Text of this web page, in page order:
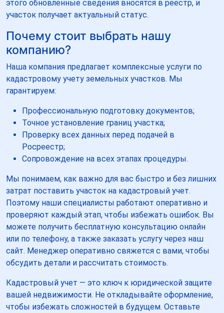
этого обновленные сведения вносятся в реестр, и
участок получает актуальный статус.
Почему стоит выбрать нашу
компанию?
Наша компания предлагает комплексные услуги по
кадастровому учету земельных участков. Мы
гарантируем:
Профессиональную подготовку документов;
Точное установление границ участка;
Проверку всех данных перед подачей в
Росреестр;
Сопровождение на всех этапах процедуры.
Мы понимаем, как важно для вас быстро и без лишних
затрат поставить участок на кадастровый учет.
Поэтому наши специалисты работают оперативно и
проверяют каждый этап, чтобы избежать ошибок. Вы
можете получить бесплатную консультацию онлайн
или по телефону, а также заказать услугу через наш
сайт. Менеджер оперативно свяжется с вами, чтобы
обсудить детали и рассчитать стоимость.
Кадастровый учет — это ключ к юридической защите
вашей недвижимости. Не откладывайте оформление,
чтобы избежать сложностей в будущем. Оставьте